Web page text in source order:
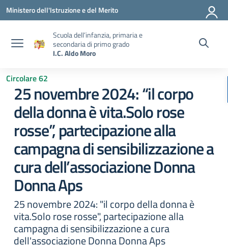
Vai ai contenuti
Vai al menu di navigazione
Vai al footer
Ministero dell'Istruzione e del Merito
Scuola dell’infanzia, primaria e
secondaria di primo grado
I.C. Aldo Moro
Circolare 62
25 novembre 2024: “il corpo
della donna è vita.Solo rose
rosse”, partecipazione alla
campagna di sensibilizzazione a
cura dell’associazione Donna
Donna Aps
25 novembre 2024: "il corpo della donna è
vita.Solo rose rosse", partecipazione alla
campagna di sensibilizzazione a cura
dell'associazione Donna Donna Aps